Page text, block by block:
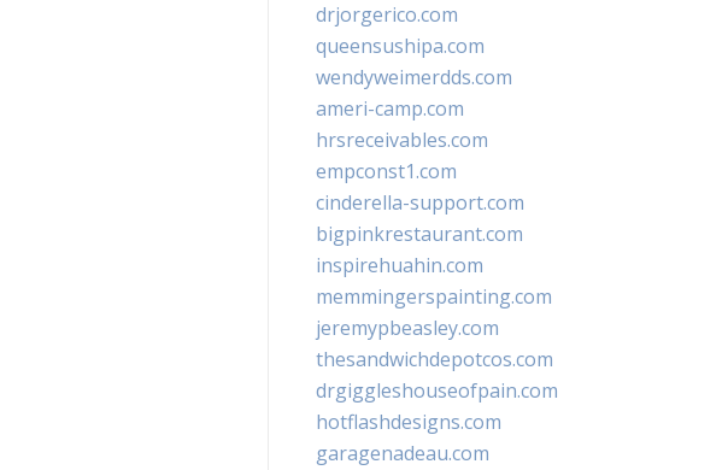
drjorgerico.com
queensushipa.com
wendyweimerdds.com
ameri-camp.com
hrsreceivables.com
empconst1.com
cinderella-support.com
bigpinkrestaurant.com
inspirehuahin.com
memmingerspainting.com
jeremypbeasley.com
thesandwichdepotcos.com
drgiggleshouseofpain.com
hotflashdesigns.com
garagenadeau.com